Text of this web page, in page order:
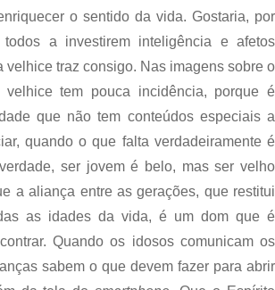
o sentido da vida. Gostaria, por
a investirem inteligência e afetos
velhice traz consigo. Nas imagens sobre o
tem pouca incidência, porque é
que não tem conteúdos especiais a
quando o que falta verdadeiramente é
ser jovem é belo, mas ser velho
a aliança entre as gerações, que restitui
as idades da vida, é um dom que é
Quando os idosos comunicam os
sabem o que devem fazer para abrir